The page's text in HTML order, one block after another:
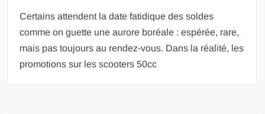
Certains attendent la date fatidique des soldes
comme on guette une aurore boréale : espérée, rare,
mais pas toujours au rendez-vous. Dans la réalité, les
promotions sur les scooters 50cc